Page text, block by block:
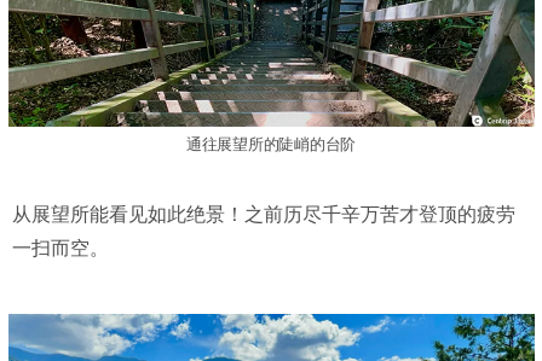
通往展望所的陡峭的台阶
从展望所能看见如此绝景！之前历尽千辛万苦才登顶的疲劳
一扫而空。